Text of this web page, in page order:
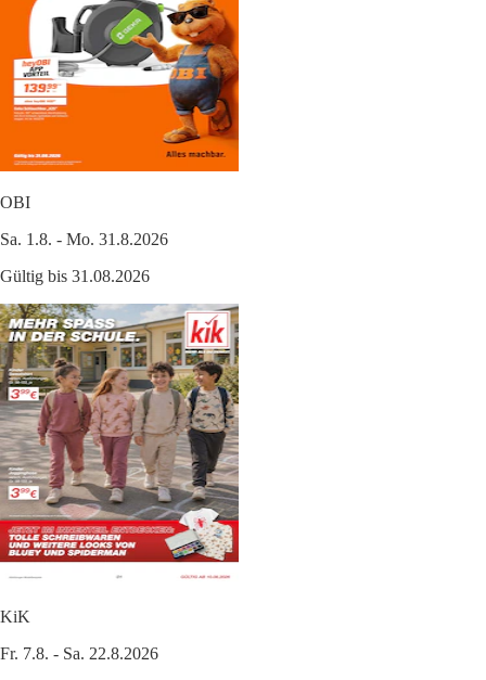
OBI
Sa. 1.8. - Mo. 31.8.2026
Gültig bis 31.08.2026
KiK
Fr. 7.8. - Sa. 22.8.2026